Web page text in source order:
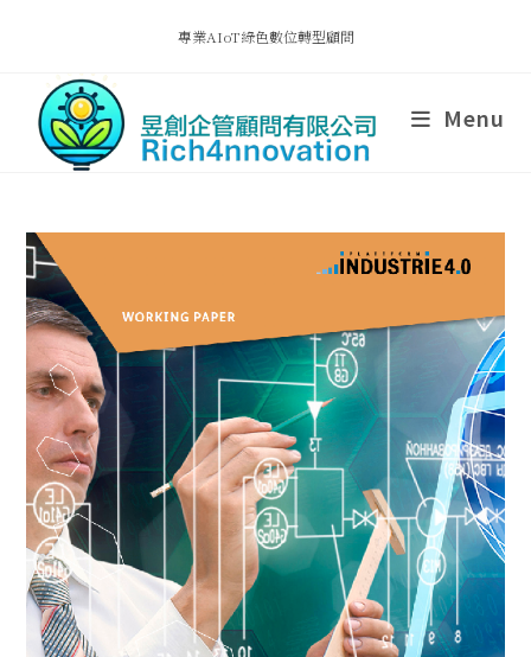
專業AIoT綠色數位轉型顧問
Menu